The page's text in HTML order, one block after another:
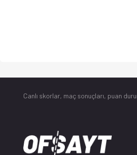
Canlı skorlar, maç sonuçları, puan